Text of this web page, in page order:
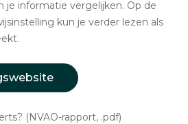
je informatie vergelijken. Op de
kun je verder lezen als
(NVAO-rapport, .pdf)